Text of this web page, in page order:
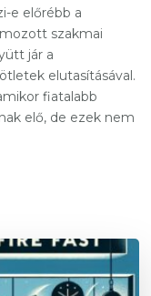
e előrébb a
szakmai
jár a
elutasításával.
fiatalabb
elő, de ezek nem